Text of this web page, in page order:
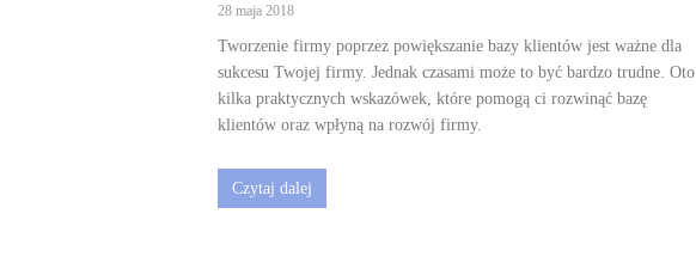
28 maja 2018
Tworzenie firmy poprzez powiększanie bazy klientów jest ważne dla
sukcesu Twojej firmy. Jednak czasami może to być bardzo trudne. Oto
kilka praktycznych wskazówek, które pomogą ci rozwinąć bazę
klientów oraz wpłyną na rozwój firmy.
Czytaj dalej